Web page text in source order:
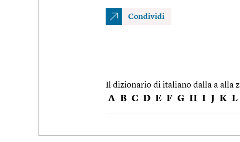
Condividi
Il dizionario di italiano dalla a alla z
A B C D E F G H I J K L